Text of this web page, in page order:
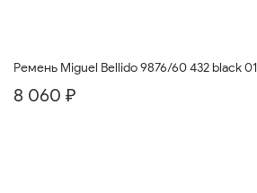
Ремень Miguel Bellido 9876/60 432 black 01
8 060 ₽